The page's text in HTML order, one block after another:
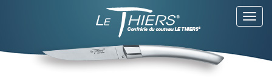
: Attempt to read property "post_title"
on null in/home/lethiers/www/wp-
content/themes/scopikatz/shortcodes/
on line51
Warning: Attempt to read property